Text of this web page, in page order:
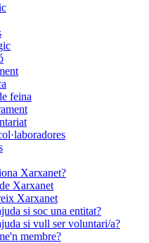
feina
Xarxanet?
Xarxanet
Xarxanet
si soc una entitat?
si vull ser voluntari/a?
membre?